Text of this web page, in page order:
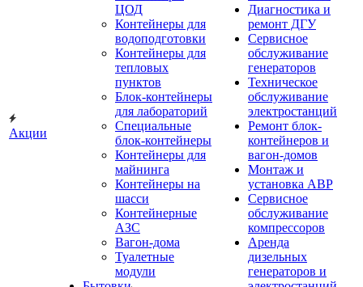
Акции
ЦОД
Контейнеры для
водоподготовки
Контейнеры для
тепловых
пунктов
Блок-контейнеры
для лабораторий
Специальные
блок-контейнеры
Контейнеры для
майнинга
Контейнеры на
шасси
Контейнерные
АЗС
Вагон-дома
Туалетные
модули
Диагностика и
ремонт ДГУ
Сервисное
обслуживание
генераторов
Техническое
обслуживание
электростанций
Ремонт блок-
контейнеров и
вагон-домов
Монтаж и
установка АВР
Сервисное
обслуживание
компрессоров
Аренда
дизельных
генераторов и